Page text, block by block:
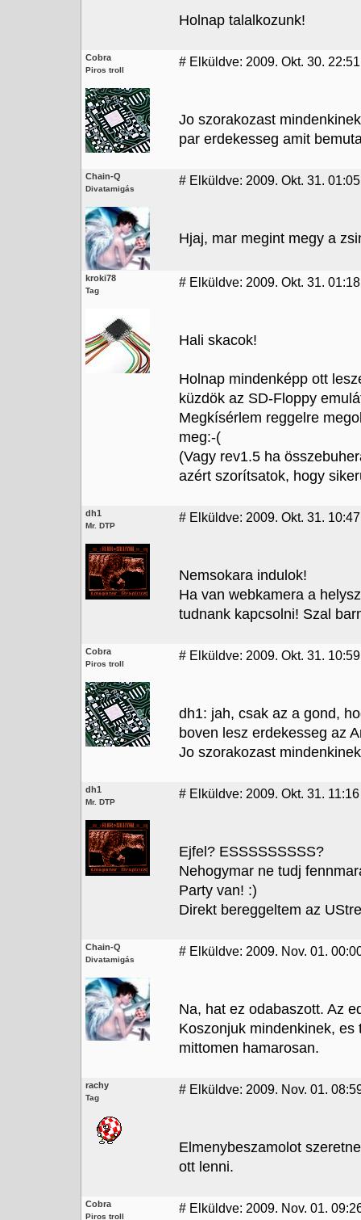
Holnap talalkozunk!
Cobra
Piros troll
# Elküldve: 2009. Okt. 30. 22:51
Jo szorakozast
par erdekesseg amit
Chain-Q
Divatamigás
# Elküldve: 2009. Okt. 31. 01:05
Hjaj, mar megint megy a
kroki78
Tag
# Elküldve: 2009. Okt. 31. 01:18
Hali skacok!
Holnap mindenképp ott
küzdök az SD-Floppy
Megkísérlem reggelre
meg:-(
(Vagy rev1.5 ha
azért szorítsatok, hogy
dh1
Mr. DTP
# Elküldve: 2009. Okt. 31. 10:47
Nemsokara indulok!
Ha van webkamera a
tudnank kapcsolni! Szal
Cobra
Piros troll
# Elküldve: 2009. Okt. 31. 10:59
dh1: jah, csak az a gond,
boven lesz erdekesseg az
Jo szorakozast
dh1
Mr. DTP
# Elküldve: 2009. Okt. 31.
Ejfel? ESSSSSSSSS?
Nehogymar ne tudj
Party van! :)
Direkt bereggeltem az
Chain-Q
Divatamigás
# Elküldve: 2009. Nov. 01.
Na, hat ez odabaszott. Az
Koszonjuk mindenkinek,
mittomen hamarosan.
rachy
Tag
# Elküldve: 2009. Nov. 01.
Elmenybeszamolot
ott lenni.
Cobra
Piros troll
# Elküldve: 2009. Nov. 01.